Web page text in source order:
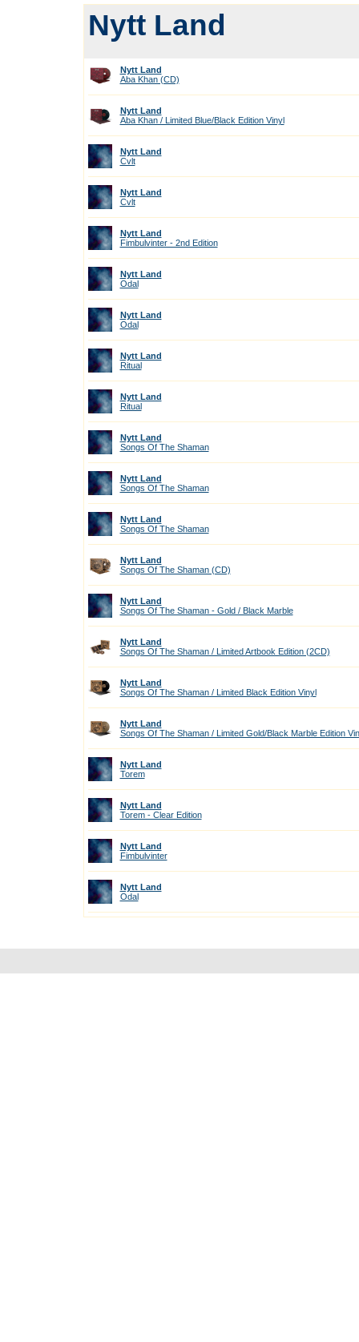
Nytt Land
Nytt Land
Aba Khan (CD)
Nytt Land
Aba Khan / Limited Blue/Black Edition Vinyl
Nytt Land
Cvlt
Nytt Land
Cvlt
Nytt Land
Fimbulvinter - 2nd Edition
Nytt Land
Odal
Nytt Land
Odal
Nytt Land
Ritual
Nytt Land
Ritual
Nytt Land
Songs Of The Shaman
Nytt Land
Songs Of The Shaman
Nytt Land
Songs Of The Shaman
Nytt Land
Songs Of The Shaman (CD)
Nytt Land
Songs Of The Shaman - Gold / Black Marble
Nytt Land
Songs Of The Shaman / Limited Artbook Edition (2CD)
Nytt Land
Songs Of The Shaman / Limited Black Edition Vinyl
Nytt Land
Songs Of The Shaman / Limited Gold/Black Marble Edition
Nytt Land
Torem
Nytt Land
Torem - Clear Edition
Nytt Land
Fimbulvinter
Nytt Land
Odal